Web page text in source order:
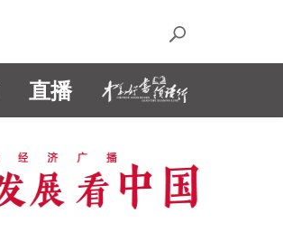
直播